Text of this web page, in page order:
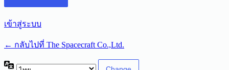
เข้าสู่ระบบ
← กลับไปที่ The Spacecraft Co.,Ltd.
ภาษา